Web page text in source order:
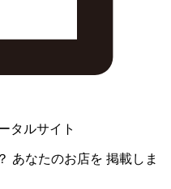
タルサイト
あなたのお店を 掲載しま